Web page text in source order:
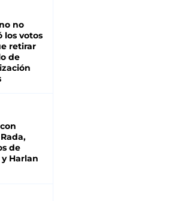
no
los votos
retirar
de
de
Harlan